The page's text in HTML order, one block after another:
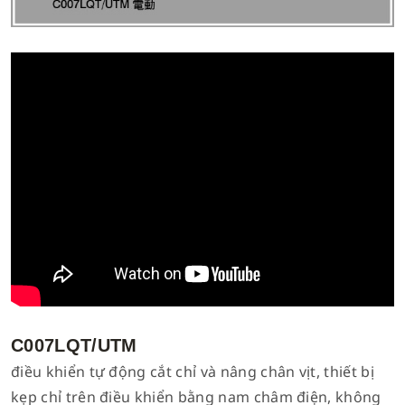
C007LQT/UTM
điều khiển tự động cắt chỉ và nâng chân vịt, thiết bị
kẹp chỉ trên điều khiển bằng nam châm điện, không